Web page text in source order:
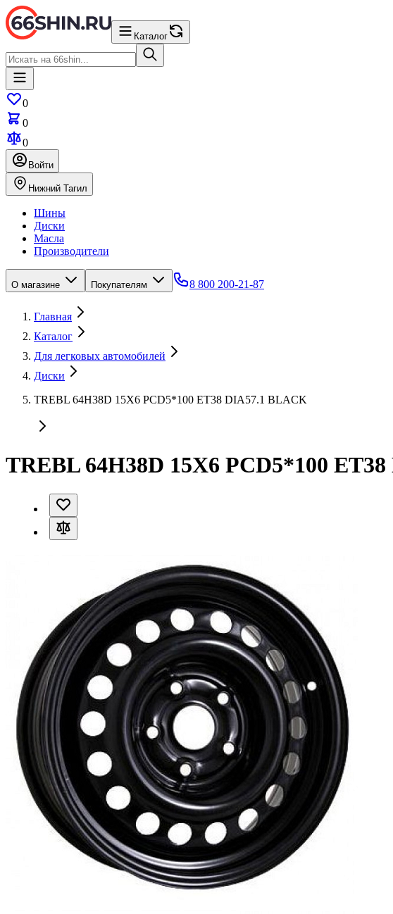
Каталог
0
0
0
Войти
Нижний Тагил
Шины
Диски
Масла
Производители
О магазине Покупателям 8 800 200-21-87
Главная
Каталог
Для легковых автомобилей
Диски
TREBL 64H38D 15X6 PCD5*100 ET38 DIA57.1 BLACK
TREBL 64H38D 15X6 PCD5*100